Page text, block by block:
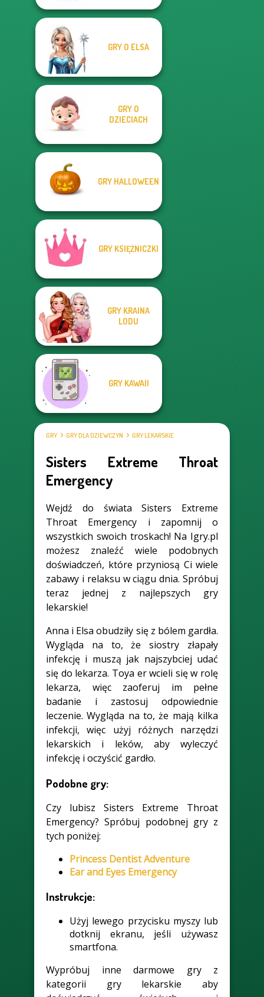
GRY O ELSA
GRY O
DZIECIACH
GRY HALLOWEEN
GRY KSIĘŻNICZKI
GRY KRAINA
LODU
GRY KAWAII
GRY GRY DLA DZIEWCZYN GRY LEKARSKIE
Sisters Extreme Throat
Emergency
Wejdź do świata Sisters Extreme
Throat Emergency i zapomnij o
wszystkich swoich troskach! Na Igry.pl
możesz znaleźć wiele podobnych
doświadczeń, które przyniosą Ci wiele
zabawy i relaksu w ciągu dnia. Spróbuj
teraz jednej z najlepszych gry
lekarskie!
Anna i Elsa obudziły się z bólem gardła.
Wygląda na to, że siostry złapały
infekcję i muszą jak najszybciej udać
się do lekarza. Toya er wcieli się w rolę
lekarza, więc zaoferuj im pełne
badanie i zastosuj odpowiednie
leczenie. Wygląda na to, że mają kilka
infekcji, więc użyj różnych narzędzi
lekarskich i leków, aby wyleczyć
infekcję i oczyścić gardło.
Podobne gry:
Czy lubisz Sisters Extreme Throat
Emergency? Spróbuj podobnej gry z
tych poniżej:
Princess Dentist Adventure
Ear and Eyes Emergency
Instrukcje:
Użyj lewego przycisku myszy lub
dotknij ekranu, jeśli używasz
smartfona.
Wypróbuj inne darmowe gry z
kategorii gry lekarskie aby